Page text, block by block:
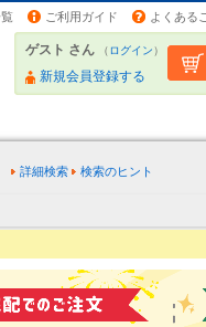
ご利用ガイド よくある
ゲスト さん （ログイン）
新規会員登録する
詳細検索 検索のヒント